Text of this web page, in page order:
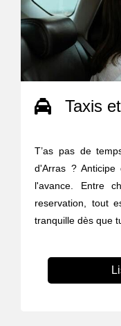
Taxis
T’as pas de
d'Arras ?
l'avance. Entre
reservation, tout
tranquille dès que